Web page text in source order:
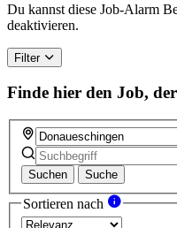
Du kannst diese Job-Alarm
deaktivieren.
Filter
Finde hier den Job,
Suchen Suche
Sortieren nach